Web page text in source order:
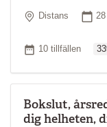
Plats
Distans
Antal tillfällen
10 tillfällen
Bokslut,
dig helheten,